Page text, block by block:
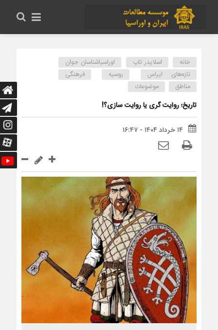
خانه اسلایدر تاپ
اوراسیاشناسان جوان
تازه‌های ایراس
روسیه
فرهنگی
مناطق
موضوعات
تاریخ؛ روایت گری یا روایت سازی؟!
۱۴ خرداد ۱۴۰۴ - ۱۶:۴۷